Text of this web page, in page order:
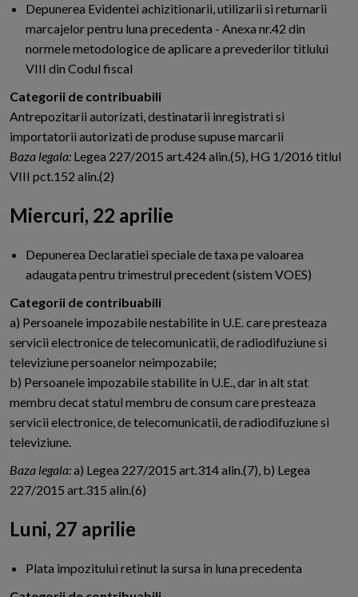
Depunerea Evidentei achizitionarii, utilizarii si returnarii
marcajelor pentru luna precedenta - Anexa nr.42 din
normele metodologice de aplicare a prevederilor titlului
VIII din Codul fiscal
Categorii de contribuabili
Antrepozitarii autorizati, destinatarii inregistrati si
importatorii autorizati de produse supuse marcarii
Baza legala: Legea 227/2015 art.424 alin.(5), HG 1/2016 titlul
VIII pct.152 alin.(2)
Miercuri, 22 aprilie
Depunerea Declaratiei speciale de taxa pe valoarea
adaugata pentru trimestrul precedent (sistem VOES)
Categorii de contribuabili
a) Persoanele impozabile nestabilite in U.E. care presteaza
servicii electronice de telecomunicatii, de radiodifuziune si
televiziune persoanelor neimpozabile;
b) Persoanele impozabile stabilite in U.E., dar in alt stat
membru decat statul membru de consum care presteaza
servicii electronice, de telecomunicatii, de radiodifuziune si
televiziune.
Baza legala:a) Legea 227/2015 art.314 alin.(7), b) Legea
227/2015 art.315 alin.(6)
Luni, 27 aprilie
Plata impozitului retinut la sursa in luna precedenta